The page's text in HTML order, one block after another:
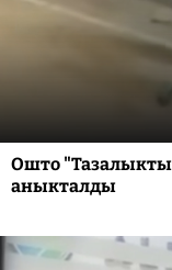
Ошто
аныкталды